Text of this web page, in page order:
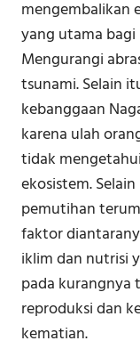
mengembalikan
yang utama bagi
Mengurangi
tsunami. Selain
kebanggaan
karena ulah
tidak
ekosistem.
pemutihan
faktor
iklim dan nutrisi
pada
reproduksi dan
kematian.